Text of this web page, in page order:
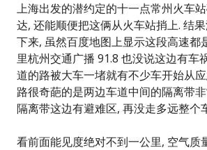
上海出发的潜约定的十一点常州火车
达, 还能顺便把这俩从火车站捎上. 结
下来, 虽然百度地图上显示这段高速都
里杭州交通广播 91.8 也没说这边有车
道的路被大车一堵就有不少车开始从
路很奇葩的是两边车道中间的隔离带
隔离带这边有避难区, 再没走多远整个
看前面能见度绝对不到一公里, 空气质